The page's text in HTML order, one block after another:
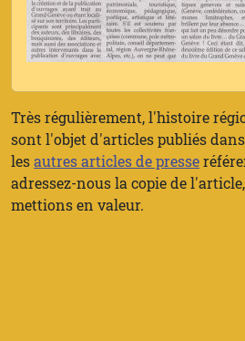
Très régulièrement, l'histoire
sont l'objet d'articles publiés
lesautres articles de presse
adressez-nous la copie de
mettions en valeur.